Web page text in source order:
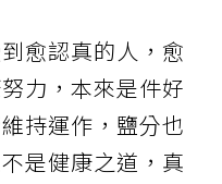
愈認真的人，愈
力，本來是件好
持運作，鹽分也
是健康之道，真